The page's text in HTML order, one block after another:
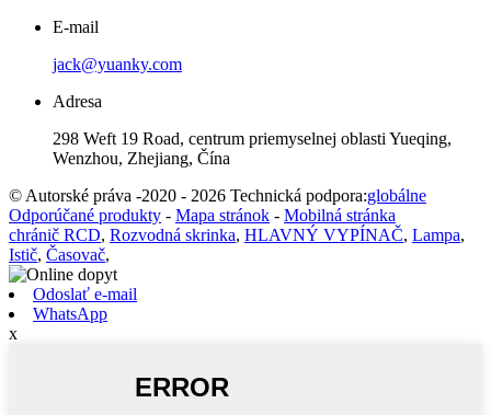
E-mail
jack@yuanky.com
Adresa
298 Weft 19 Road, centrum priemyselnej oblasti Yueqing,
Wenzhou, Zhejiang, Čína
© Autorské práva -2020 - 2026 Technická podpora:globálne
Odporúčané produkty - Mapa stránok - Mobilná stránka
chránič RCD, Rozvodná skrinka, HLAVNÝ VYPÍNAČ, Lampa,
Istič, Časovač,
Odoslať e-mail
WhatsApp
x